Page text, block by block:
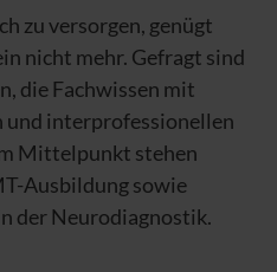
zu versorgen, genügt
nicht mehr. Gefragt sind
die Fachwissen mit
und interprofessionellen
Mittelpunkt stehen
Ausbildung sowie
der Neurodiagnostik.